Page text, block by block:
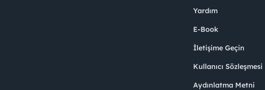
Yardım
E-Book
İletişime Geçin
Kullanıcı Sözleşmesi
Aydınlatma Metni